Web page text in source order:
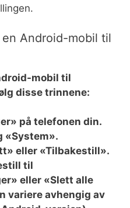
Android-mobil til
mobil til
disse trinnene:
på telefonen din.
«System».
eller «Tilbakestill».
til
eller «Slett alle
variere avhengig av